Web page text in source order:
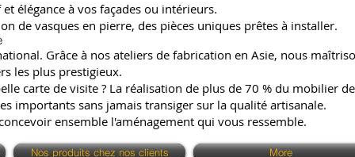
élégance à vos façades ou intérieurs.
de vasques en pierre, des pièces uniques prêtes à installer.
Grâce à nos ateliers de fabrication en Asie, nous
les plus prestigieux.
carte de visite ? La réalisation de plus de 70 % du mobilier
importants sans jamais transiger sur la qualité artisanale.
ensemble l'aménagement qui vous ressemble.
Nos produits chez nos clients More